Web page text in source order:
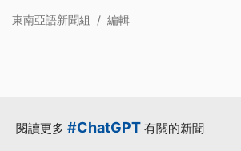
東南亞語新聞組 / 編輯
閱讀更多 #ChatGPT 有關的新聞